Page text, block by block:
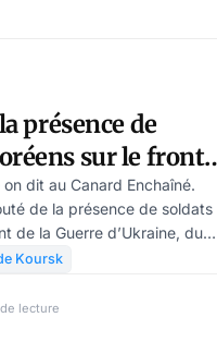
présence de
sur le front
propagande
dit au Canard Enchaîné.
de la présence de soldats
de la Guerre d’Ukraine, du
si! Il y en avait. Ce n’était pas
Les Russes viennent de
aussi.
Koursk
lecture